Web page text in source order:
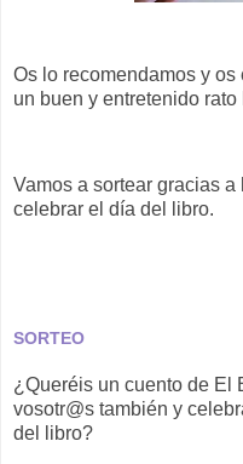
Os lo recomendamos y
un buen y entretenido rato
Vamos a sortear gracias
celebrar el día del libro.
SORTEO
¿Queréis un cuento de El
vosotr@s también y
del libro?